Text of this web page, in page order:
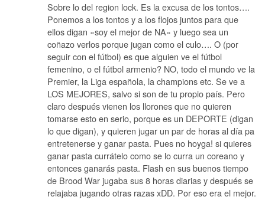
Sobre lo del region lock. Es la excusa de los tontos….
Ponemos a los tontos y a los flojos juntos para que
ellos digan «soy el mejor de NA» y luego sea un
coñazo verlos porque jugan como el culo…. O (por
seguir con el fútbol) es que alguien ve el fútbol
femenino, o el fútbol armenio? NO, todo el mundo ve la
Premier, la Liga española, la champions etc. Se ve a
LOS MEJORES, salvo si son de tu propio país. Pero
claro después vienen los llorones que no quieren
tomarse esto en serio, porque es un DEPORTE (digan
lo que digan), y quieren jugar un par de horas al día pa
entretenerse y ganar pasta. Pues no hoyga! si quieres
ganar pasta currátelo como se lo curra un coreano y
entonces ganarás pasta. Flash en sus buenos tiempo
de Brood War jugaba sus 8 horas diarias y después se
relajaba jugando otras razas xDD. Por eso era el mejor.